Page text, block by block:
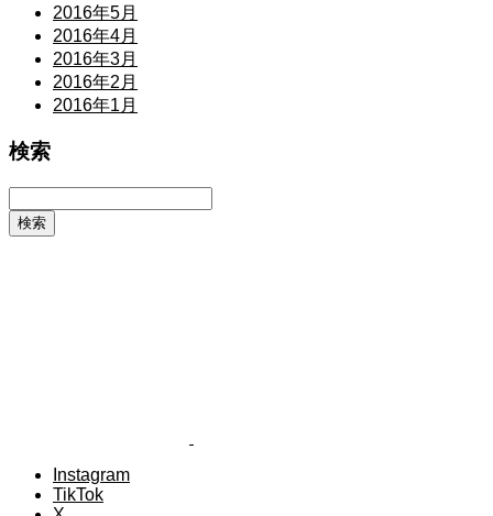
2016年5月
2016年4月
2016年3月
2016年2月
2016年1月
検索
Instagram
TikTok